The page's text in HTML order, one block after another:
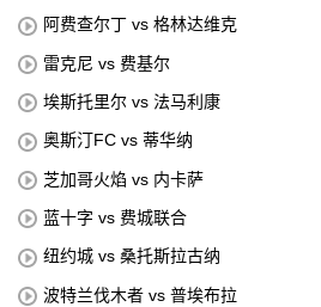
阿费查尔丁 vs 格林达维克
雷克尼 vs 费基尔
埃斯托里尔 vs 法马利康
奥斯汀FC vs 蒂华纳
芝加哥火焰 vs 内卡萨
蓝十字 vs 费城联合
纽约城 vs 桑托斯拉古纳
波特兰伐木者 vs 普埃布拉